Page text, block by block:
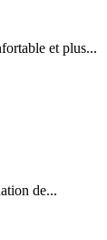
et plus...
de...